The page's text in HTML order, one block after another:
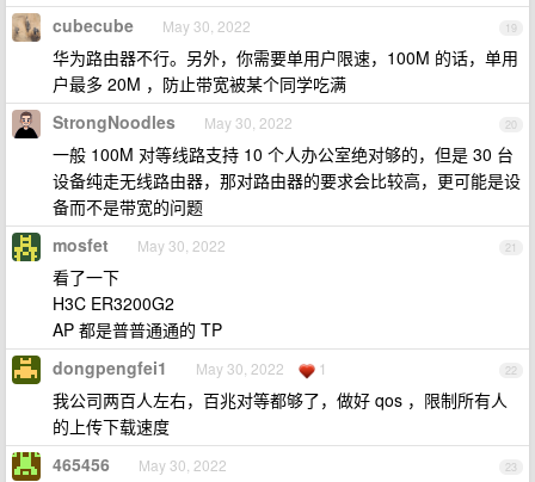
19
cubecube May 30, 2022
华为路由器不行。另外，你需要单用户限速，100M 的话，单用
户最多 20M ，防止带宽被某个同学吃满
20
StrongNoodles May 30, 2022
一般 100M 对等线路支持 10 个人办公室绝对够的，但是 30 台
设备纯走无线路由器，那对路由器的要求会比较高，更可能是设
备而不是带宽的问题
21
mosfet May 30, 2022
看了一下
H3C ER3200G2
AP 都是普普通通的 TP
22
dongpengfei1 May 30, 2022 1
我公司两百人左右，百兆对等都够了，做好 qos ，限制所有人
的上传下载速度
23
465456 May 30, 2022